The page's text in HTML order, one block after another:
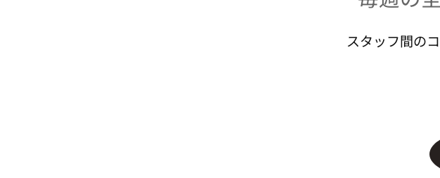
スタッフ間の